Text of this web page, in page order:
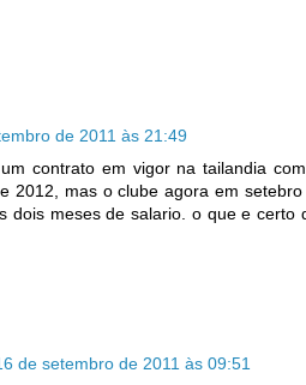
de 2011 às 21:49
contrato em vigor na tailandia
2012, mas o clube agora em
dois meses de salario. o que e certo
de setembro de 2011 às 09:51